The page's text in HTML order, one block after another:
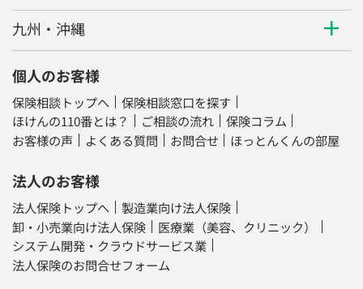
九州・沖縄
個人のお客様
保険相談トップへ
保険相談窓口を探す
ほけんの110番とは？
ご相談の流れ
保険コラム
お客様の声
よくある質問 お問合せ ほっとんくんの部屋
法人のお客様
法人保険トップへ
製造業向け法人保険
卸・小売業向け法人保険
医療業（美容、クリニック）
システム開発・クラウドサービス業
法人保険のお問合せフォーム